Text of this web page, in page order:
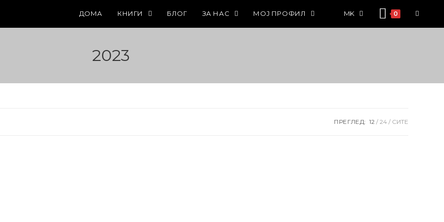
ДОМА КНИГИ БЛОГ ЗА НАС МОЈ ПРОФИЛ MK 0
2023
ПРЕГЛЕД: 12 24 СИТЕ